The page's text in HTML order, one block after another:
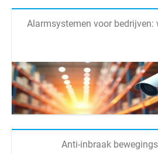
Alarmsystemen voor bedrijven:
Anti-inbraak